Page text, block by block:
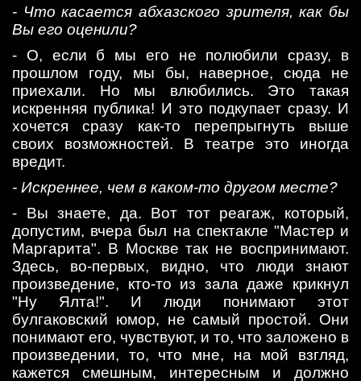
- Что касается абхазского зрителя, как бы
Вы его оценили?
- О, если б мы его не полюбили сразу, в
прошлом году, мы бы, наверное, сюда не
приехали. Но мы влюбились. Это такая
искренняя публика! И это подкупает сразу. И
хочется сразу как-то перепрыгнуть выше
своих возможностей. В театре это иногда
вредит.
- Искреннее, чем в каком-то другом месте?
- Вы знаете, да. Вот тот реагаж, который,
допустим, вчера был на спектакле "Мастер и
Маргарита". В Москве так не воспринимают.
Здесь, во-первых, видно, что люди знают
произведение, кто-то из зала даже крикнул
"Ну Ялта!". И люди понимают этот
булгаковский юмор, не самый простой. Они
понимают его, чувствуют, и то, что заложено в
произведении, то, что мне, на мой взгляд,
кажется смешным, интересным и должно